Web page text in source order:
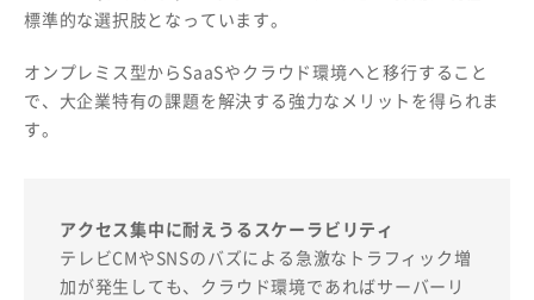
標準的な選択肢となっています。
オンプレミス型からSaaSやクラウド環境へと移行すること
で、大企業特有の課題を解決する強力なメリットを得られま
す。
アクセス集中に耐えうるスケーラビリティ
テレビCMやSNSのバズによる急激なトラフィック増
加が発生しても、クラウド環境であればサーバーリ